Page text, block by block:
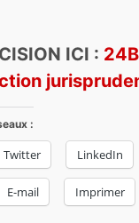
ICI :
:
Twitter LinkedIn
E-mail Imprimer